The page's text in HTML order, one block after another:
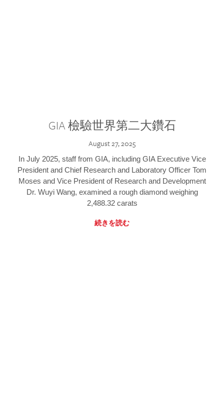
GIA 檢驗世界第二大鑽石
August 27, 2025
In July 2025, staff from GIA, including GIA Executive Vice
President and Chief Research and Laboratory Officer Tom
Moses and Vice President of Research and Development
Dr. Wuyi Wang, examined a rough diamond weighing
2,488.32 carats
続きを読む